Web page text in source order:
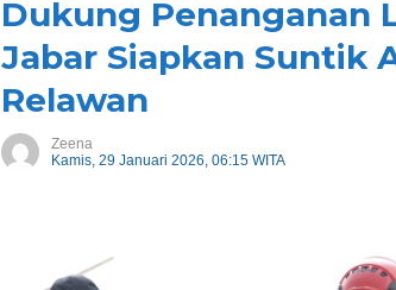
Dukung Penanganan
Jabar Siapkan Suntik
Relawan
Zeena
Kamis, 29 Januari 2026, 06:15 WITA